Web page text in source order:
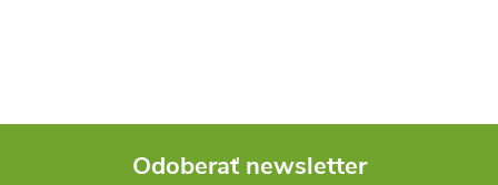
Odoberať newsletter